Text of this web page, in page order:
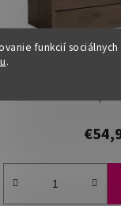
funkcií
.
Dostupné